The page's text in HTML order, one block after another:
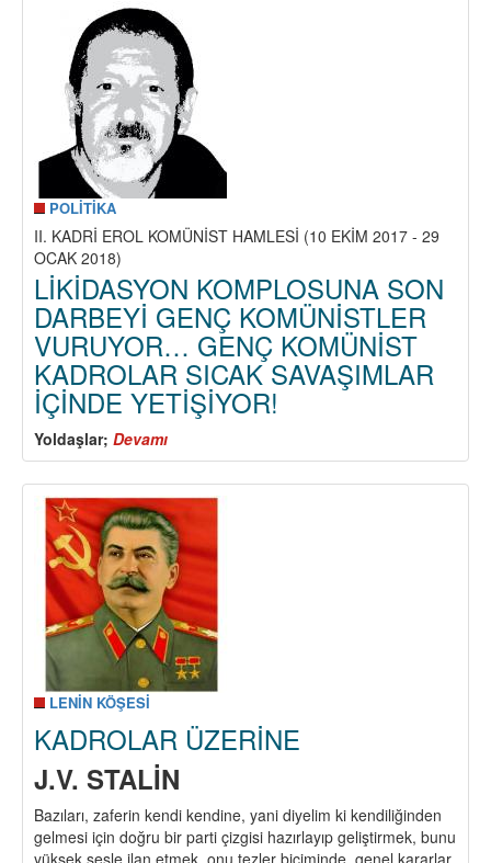
TÜM
ANTİ-
FAŞİST
YÜKSELTMEK
ÖZEL
GÖREV
DÜŞÜYOR
POLİTİKA
II. KADRİ EROL KOMÜNİST HAMLESİ (10 EKİM 2017 - 29
OCAK 2018)
LİKİDASYON KOMPLOSUNA SON
DARBEYİ GENÇ KOMÜNİSTLER
VURUYOR… GENÇ KOMÜNİST
KADROLAR SICAK SAVAŞIMLAR
İÇİNDE YETİŞİYOR!
Yoldaşlar; Devamı
LİKİDASYON
KOMPLOSUNA
SON
DARBEYİ
GENÇ
KOMÜNİSTLER
VURUYOR…
GENÇ
KOMÜNİST
KADROLAR
SICAK
İÇİNDE
YETİŞİYOR!
LENİN KÖŞESİ
KADROLAR ÜZERİNE
J.V. STALİN
Bazıları, zaferin kendi kendine, yani diyelim ki kendiliğinden
gelmesi için doğru bir parti çizgisi hazırlayıp geliştirmek, bunu
yüksek sesle ilan etmek, onu tezler biçiminde, genel kararlar